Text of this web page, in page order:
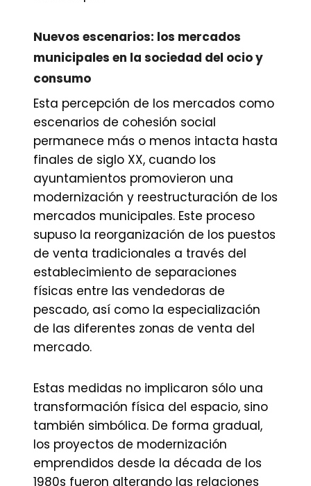
Nuevos escenarios: los mercados
municipales en la sociedad del ocio y
consumo
Esta percepción de los mercados como
escenarios de cohesión social
permanece más o menos intacta hasta
finales de siglo XX, cuando los
ayuntamientos promovieron una
modernización y reestructuración de los
mercados municipales. Este proceso
supuso la reorganización de los puestos
de venta tradicionales a través del
establecimiento de separaciones
físicas entre las vendedoras de
pescado, así como la especialización
de las diferentes zonas de venta del
mercado.
Estas medidas no implicaron sólo una
transformación física del espacio, sino
también simbólica. De forma gradual,
los proyectos de modernización
emprendidos desde la década de los
1980s fueron alterando las relaciones